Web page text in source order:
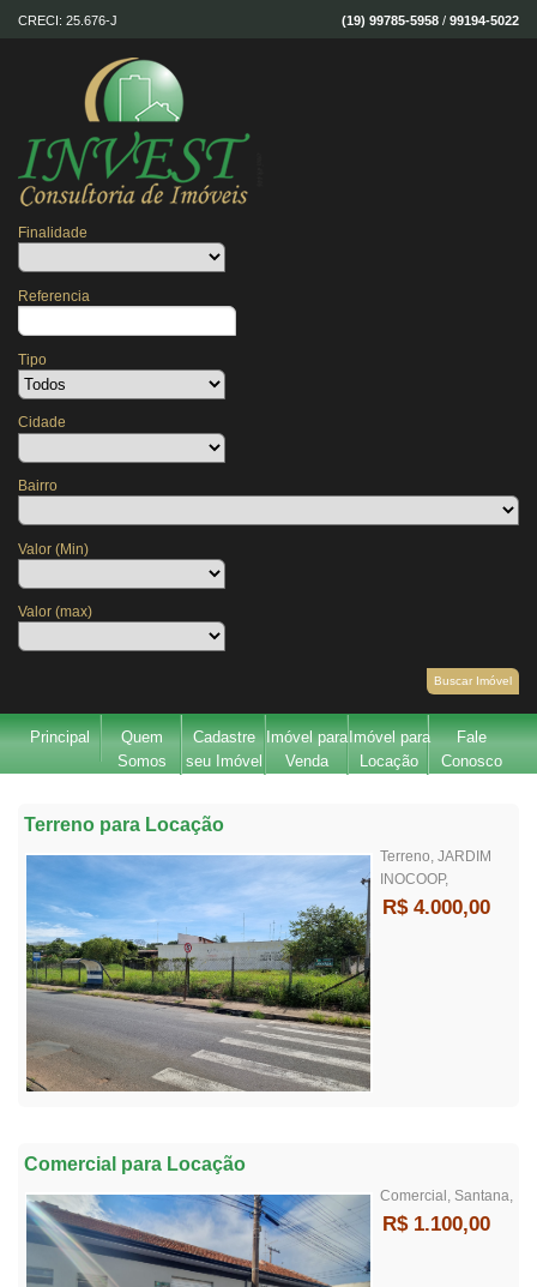
CRECI: 25.676-J (19) 99785-5958 / 99194-5022
Finalidade
Referencia
Tipo
Cidade
Bairro
Valor (Min)
Valor (max)
Buscar Imóvel
Principal
Quem
Somos
Cadastre
seu Imóvel
Imóvel para
Venda
Imóvel para
Locação
Fale
Conosco
Terreno para Locação
Terreno, JARDIM
INOCOOP,
R$ 4.000,00
Comercial para Locação
Comercial, Santana,
R$ 1.100,00